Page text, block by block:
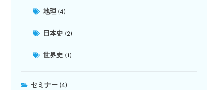
地理 (4)
日本史 (2)
世界史 (1)
セミナー (4)